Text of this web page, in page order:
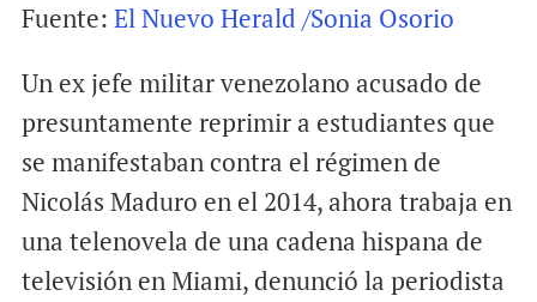
a
l
c
b
o
k
a
s
p
Fuente: El Nuevo Herald /Sonia Osorio
Un ex jefe militar venezolano acusado de
presuntamente reprimir a estudiantes que
se manifestaban contra el régimen de
Nicolás Maduro en el 2014, ahora trabaja en
una telenovela de una cadena hispana de
televisión en Miami, denunció la periodista